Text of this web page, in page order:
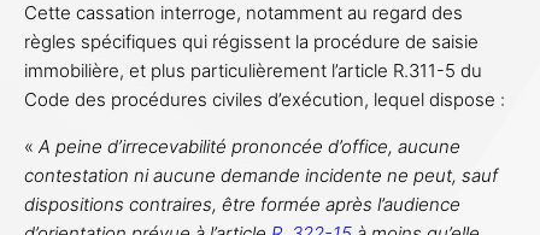
Cette cassation interroge, notamment au regard des
règles spécifiques qui régissent la procédure de saisie
immobilière, et plus particulièrement l’article R.311-5 du
Code des procédures civiles d’exécution, lequel dispose :
« A peine d’irrecevabilité prononcée d’office, aucune
contestation ni aucune demande incidente ne peut, sauf
dispositions contraires, être formée après l’audience